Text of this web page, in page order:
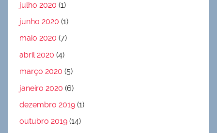
julho 2020 (1)
junho 2020 (1)
maio 2020 (7)
abril 2020 (4)
março 2020 (5)
janeiro 2020 (6)
dezembro 2019 (1)
outubro 2019 (14)